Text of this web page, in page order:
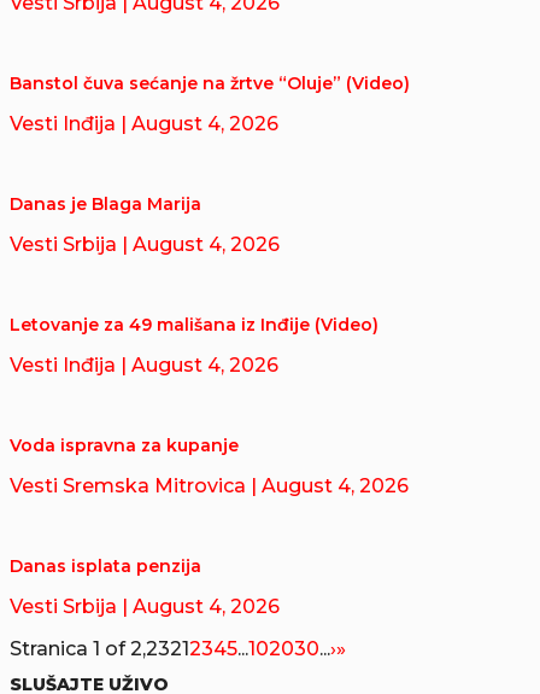
Banstol čuva sećanje na žrtve “Oluje” (Video)
Vesti Inđija | August 4, 2026
Danas je Blaga Marija
Vesti Srbija | August 4, 2026
Letovanje za 49 mališana iz Inđije (Video)
Vesti Inđija | August 4, 2026
Voda ispravna za kupanje
Vesti Sremska Mitrovica | August 4, 2026
Danas isplata penzija
Vesti Srbija
| August 4, 2026
Stranica 1 of 2,23212345...102030...›»
SLUŠAJTE UŽIVO